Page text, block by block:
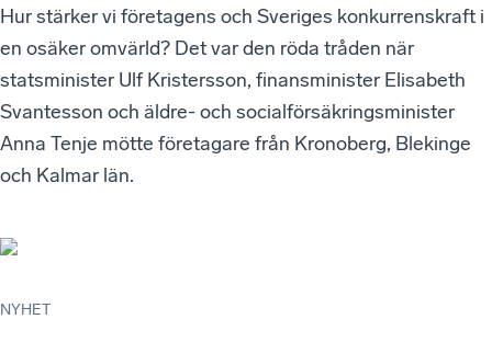
Hur stärker vi företagens och Sveriges konkurrenskraft i
en osäker omvärld? Det var den röda tråden när
statsminister Ulf Kristersson, finansminister Elisabeth
Svantesson och äldre- och socialförsäkringsminister
Anna Tenje mötte företagare från Kronoberg, Blekinge
och Kalmar län.
NYHET